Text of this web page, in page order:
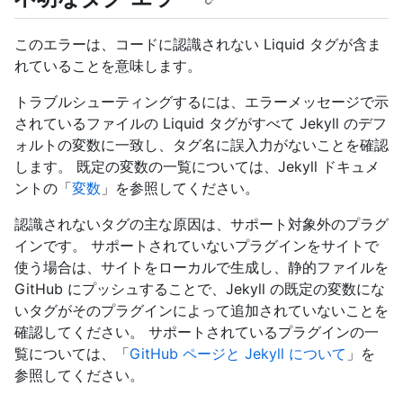
このエラーは、コードに認識されない Liquid タグが含ま
れていることを意味します。
トラブルシューティングするには、エラーメッセージで示
されているファイルの Liquid タグがすべて Jekyll のデフ
ォルトの変数に一致し、タグ名に誤入力がないことを確認
します。 既定の変数の一覧については、Jekyll ドキュメ
ントの「変数 」を参照してください。
認識されないタグの主な原因は、サポート対象外のプラグ
インです。 サポートされていないプラグインをサイトで
使う場合は、サイトをローカルで生成し、静的ファイルを
GitHub にプッシュすることで、Jekyll の既定の変数にな
いタグがそのプラグインによって追加されていないことを
確認してください。 サポートされているプラグインの一
覧については、「GitHub ページと Jekyll について 」を
参照してください。